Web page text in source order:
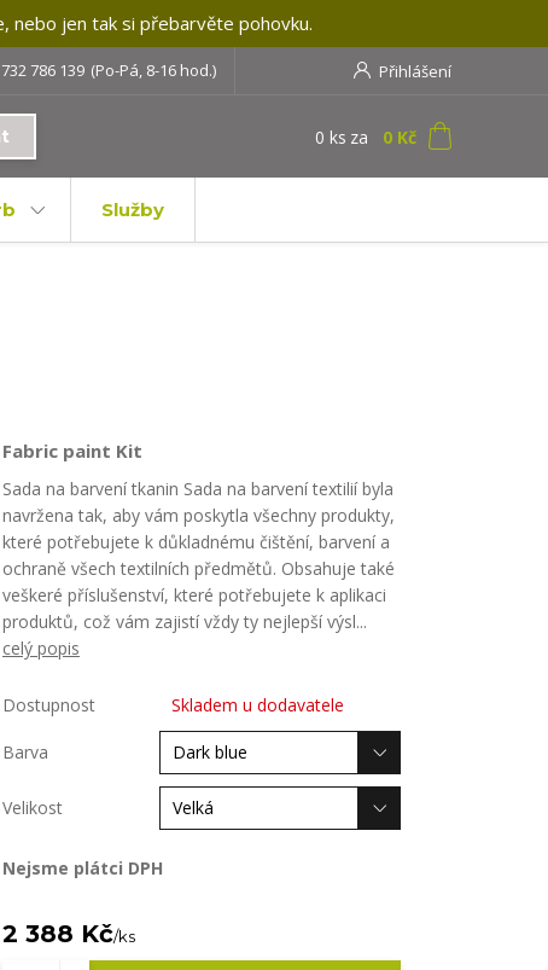
nebo jen tak si přebarvěte pohovku.
Přihlášení
786 139 (Po-Pá, 8-16 hod.)
0 ks za 0 Kč
Služby
Fabric paint Kit
Sada na barvení tkanin Sada na barvení textilií byla
navržena tak, aby vám poskytla všechny produkty,
které potřebujete k důkladnému čištění, barvení a
ochraně všech textilních předmětů. Obsahuje také
veškeré příslušenství, které potřebujete k aplikaci
produktů, což vám zajistí vždy ty nejlepší výsl...
celý popis
Dostupnost Skladem u dodavatele
Barva
Velikost
Nejsme plátci DPH
2 388 Kč/ks